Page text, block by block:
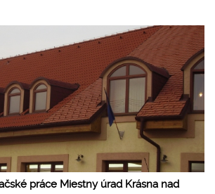
práce Miestny úrad Krásna nad